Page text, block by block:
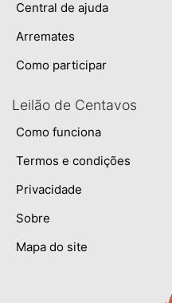
Central de ajuda
Arremates
Como participar
Leilão de Centavos
Como funciona
Termos e condições
Privacidade
Sobre
Mapa do site